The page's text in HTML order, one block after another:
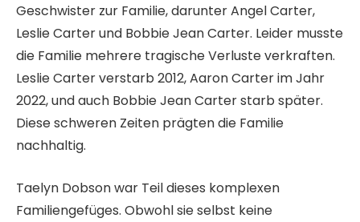
Geschwister zur Familie, darunter Angel Carter,
Leslie Carter und Bobbie Jean Carter. Leider musste
die Familie mehrere tragische Verluste verkraften.
Leslie Carter verstarb 2012, Aaron Carter im Jahr
2022, und auch Bobbie Jean Carter starb später.
Diese schweren Zeiten prägten die Familie
nachhaltig.
Taelyn Dobson war Teil dieses komplexen
Familiengefüges. Obwohl sie selbst keine